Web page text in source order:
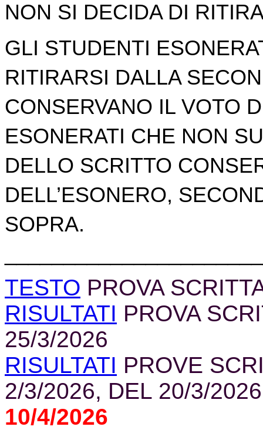
NON SI DECIDA DI
GLI STUDENTI
RITIRARSI DALLA
CONSERVANO IL VOTO
ESONERATI CHE NON
DELLO SCRITTO
DELL’ESONERO,
SOPRA.
TESTO PROVA
RISULTATI PROVA
25/3/2026
RISULTATI PROVE
2/3/2026, DEL 20/3/2026
10/4/2026